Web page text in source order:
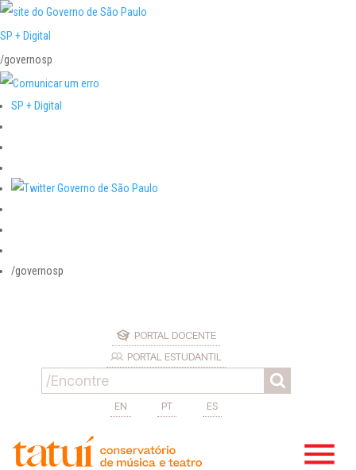
SP + Digital
/governosp
SP + Digital
/governosp
PORTAL DOCENTE
PORTAL ESTUDANTIL
EN PT ES